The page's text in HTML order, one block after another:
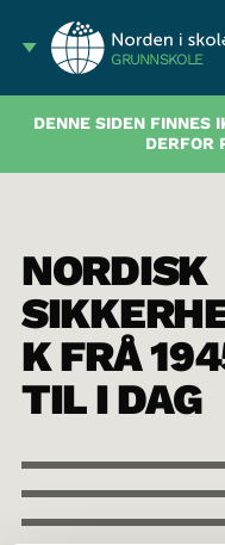
GRUNNSKOLE
DENNE SIDEN FINNES
DERFOR
NORDISK
K FRÅ
TIL I DAG